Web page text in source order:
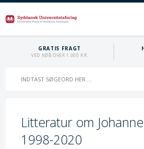
GRATIS FRAGT
VED KØB OVER 1.000 KR.
Litteratur om
1998-2020